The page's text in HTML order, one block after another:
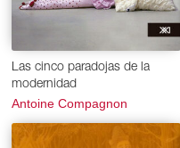
Las cinco paradojas de la
modernidad
Antoine Compagnon